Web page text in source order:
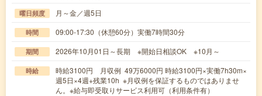
曜日頻度 月～金／週5日
時間 09:00-17:30（休憩60分）実働7時間30分
期間 2026年10月01日～長期 ※開始日相談OK ※10月～
時給
時給3100円 月収例 49万6000円 時給3100円×実働7h30m×
週5日×4週+残業10h ※月収例を保証するものではありませ
ん。※給与即受取りサービス利用可（利用条件有）